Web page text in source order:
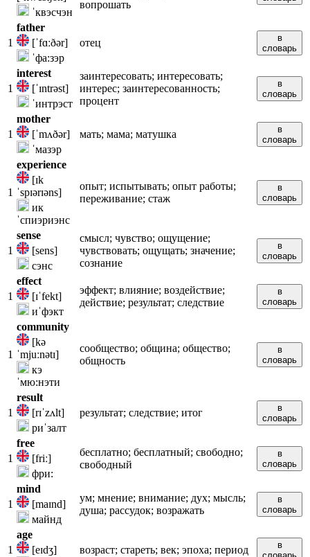
ˈквэсчэн
вопрошать
1
father
[ˈfɑːðər]
ˈфа:зэр
отец
в
словарь
1
interest
[ˈɪntrəst]
ˈинтрэст
заинтересовать; интересовать;
интерес; заинтересованность;
процент
в
словарь
1
mother
[ˈmʌðər]
ˈмазэр
мать; мама; матушка
в
словарь
1
experience
[ɪk
ˈspɪərɪəns]
ик
ˈспиэриэнс
опыт; испытывать; опыт работы;
переживание; стаж
в
словарь
1
sense
[sens]
сэнс
смысл; чувство; ощущение;
чувствовать; ощущать; значение;
сознание
в
словарь
1
effect
[ɪˈfekt]
иˈфэкт
эффект; влияние; воздействие;
действие; результат; следствие
в
словарь
1
community
[kə
ˈmjuːnətɪ]
кэ
ˈмю:нэти
сообщество; община; общество;
общность
в
словарь
1
result
[rɪˈzʌlt]
риˈзалт
результат; следствие; итог
в
словарь
1
free
[friː]
фри:
бесплатно; бесплатный; свободно;
свободный
в
словарь
1
mind
[maɪnd]
майнд
ум; мнение; внимание; дух; мысль;
душа; рассудок; возражать
в
словарь
1
age
[eɪdʒ]
возраст; стареть; век; эпоха; период
в